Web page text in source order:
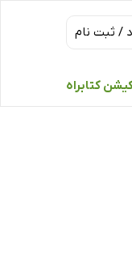
/ ثبت نام
کتابراه